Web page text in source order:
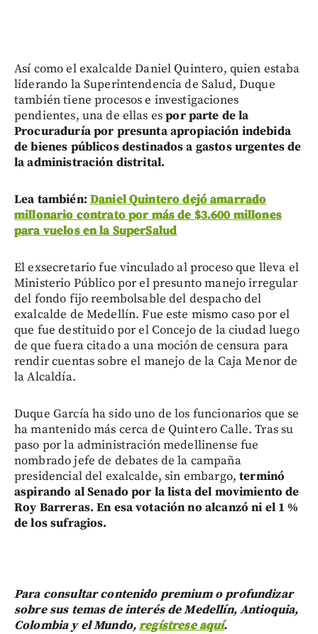
Así como el exalcalde Daniel Quintero, quien estaba
liderando la Superintendencia de Salud, Duque
también tiene procesos e investigaciones
pendientes, una de ellas espor parte de la
Procuraduría por presunta apropiación indebida
de bienes públicos destinados a gastos urgentes de
la administración distrital.
Lea también: Daniel Quintero dejó amarrado
millonario contrato por más de $3.600 millones
para vuelos en la SuperSalud
El exsecretario fue vinculado al proceso que lleva el
Ministerio Público por el presunto manejo irregular
del fondo fijo reembolsable del despacho del
exalcalde de Medellín. Fue este mismo caso por el
que fue destituido por el Concejo de la ciudad luego
de que fuera citado a una moción de censura para
rendir cuentas sobre el manejo de la Caja Menor de
la Alcaldía.
Duque García ha sido uno de los funcionarios que se
ha mantenido más cerca de Quintero Calle. Tras su
paso por la administración medellinense fue
nombrado jefe de debates de la campaña
presidencial del exalcalde, sin embargo,terminó
aspirando al Senado por la lista del movimiento de
Roy Barreras. En esa votación no alcanzó ni el 1 %
de los sufragios.
Para consultar contenido premium o profundizar
sobre sus temas de interés de Medellín, Antioquia,
Colombia y el Mundo,regístrese aquí.